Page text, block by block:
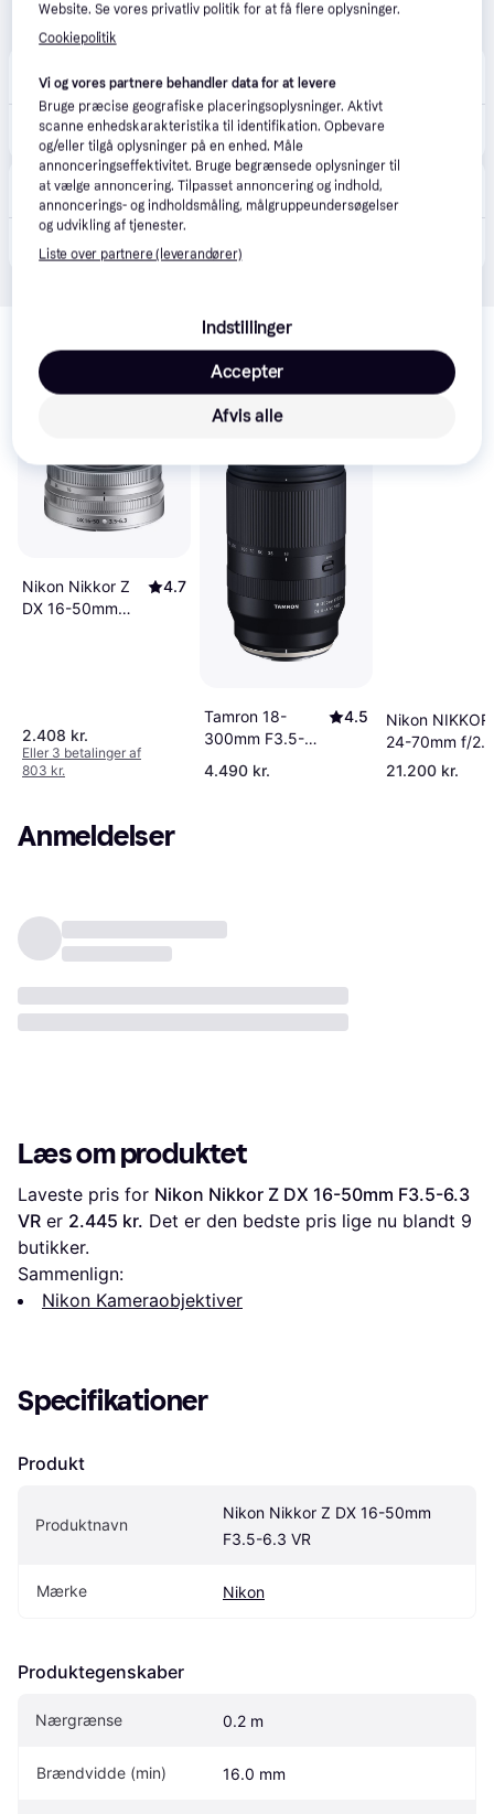
Fri fragt,1-2 dage
Nikon Z DX 16-50mm f/3.5-6.3 VR 2.614 kr.
Eller 3 betalinger af 871 kr.
Scandinavian Photo 5.0(2)
Bestillingsvare
Nikkor Z DX 16-50mm f/3,5-6,3 VR
Relaterede produkter
Se vores forslag til andre produkter, der matcher dine
interesser.
Nikon Nikkor Z
DX 16-50mm
4.7
2.408 kr.
Eller 3 betalinger af
803 kr.
Tamron 18-
300mm F3.5-
6.3 DI III-A VC
VXD for Sony E
4.5
4.490 kr.
Nikon NIKKOR
24-70mm f/
II
21.200 kr.
Anmeldelser
Læs om produktet
Laveste pris for Nikon Nikkor Z DX 16-50mm F3.5-6.3
VR er 2.445 kr. Det er den bedste pris lige nu blandt 9
butikker.
Sammenlign:
Nikon Kameraobjektiver
Specifikationer
Produkt
Produktnavn
Nikon Nikkor Z DX 16-50mm
F3.5-6.3 VR
Mærke Nikon
Produktegenskaber
Nærgrænse 0.2 m
Brændvidde (min) 16.0 mm
Website. Se vores privatliv politik for at få flere oplysninger.
Cookiepolitik
Vi og vores partnere behandler data for at levere
Bruge præcise geografiske placeringsoplysninger. Aktivt
scanne enhedskarakteristika til identifikation. Opbevare
og/eller tilgå oplysninger på en enhed. Måle
annonceringseffektivitet. Bruge begrænsede oplysninger til
at vælge annoncering. Tilpasset annoncering og indhold,
annoncerings- og indholdsmåling, målgruppeundersøgelser
og udvikling af tjenester.
Liste over partnere (leverandører)
Indstillinger
Afvis alle
Accepter